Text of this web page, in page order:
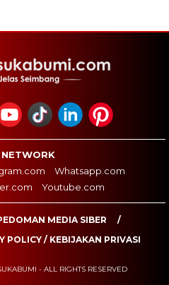
Whatsapp.com
Youtube.com
MEDIA SIBER
POLICY / KEBIJAKAN PRIVASI
- ALL RIGHTS RESERVED